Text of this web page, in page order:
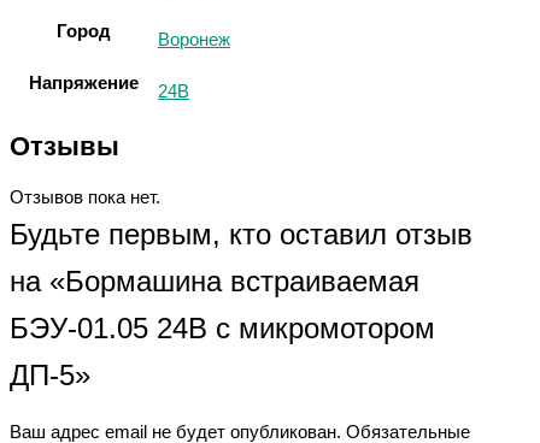
Город Воронеж
Напряжение 24В
Отзывы
Отзывов пока нет.
Будьте первым, кто оставил отзыв
на «Бормашина встраиваемая
БЭУ-01.05 24В с микромотором
ДП-5»
Ваш адрес email не будет опубликован. Обязательные